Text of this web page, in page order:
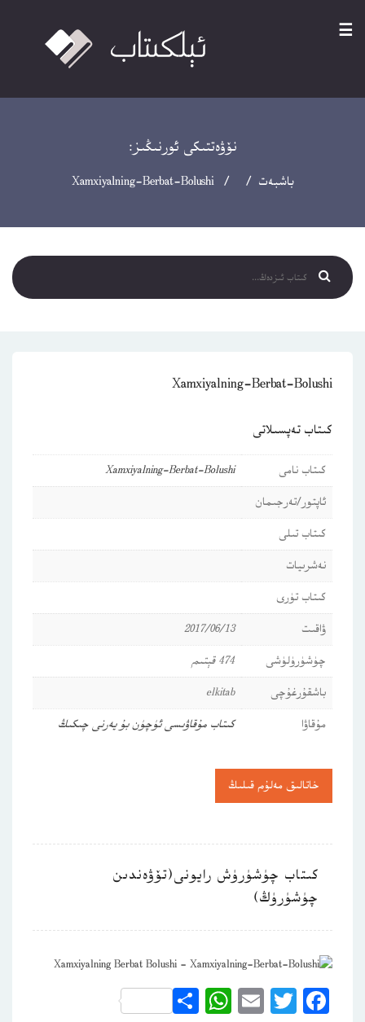
☰
نۆۋەتتىكى ئورنىڭىز:
باشبەت / / Xamxiyalning-Berbat-Bolushi
Xamxiyalning-Berbat-Bolushi
كىتاب تەپسىلاتى
كىتاب نامى
Xamxiyalning-Berbat-Bolushi
ئاپتور/تەرجىمان
كىتاب تىلى
نەشرىيات
كىتاب تۈرى
ۋاقىت
2017/06/13
چۈشۈرۈلۈشى
474 قېتىم
باشقۇرغۇچى
elkitab
مۇقاۋا
كىتاب مۇقاۋىسى ئۈچۈن بۇ يەرنى چىكىڭ
خاتالىق مەلۇم قىلىڭ
كىتاب چۈشۈرۈش رايونى(تۆۋەندىن
چۈشۈرۈڭ)
Facebook
Twitter
Email
WhatsApp
Share